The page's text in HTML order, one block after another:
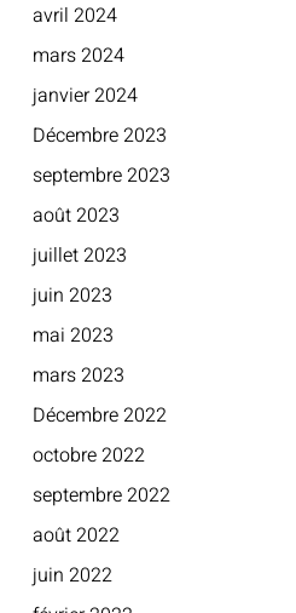
avril 2024
mars 2024
janvier 2024
Décembre 2023
septembre 2023
août 2023
juillet 2023
juin 2023
mai 2023
mars 2023
Décembre 2022
octobre 2022
septembre 2022
août 2022
juin 2022